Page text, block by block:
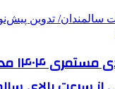
افزایش